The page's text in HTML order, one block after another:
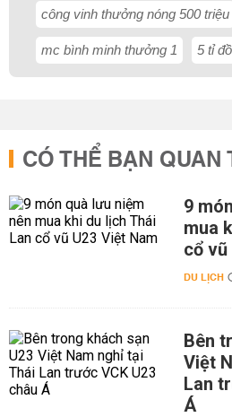
công vinh thưởng nóng 500 triệu
mc bình minh thưởng 1 5 tỉ
CÓ THỂ BẠN QUAN
9
mua
cổ vũ
DU LỊCH
Bên
Việt
Lan
Á